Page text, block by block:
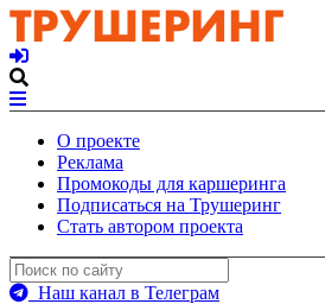
О проекте
Реклама
Промокоды для каршеринга
Подписаться на Трушеринг
Стать автором проекта
Наш канал в Телеграм